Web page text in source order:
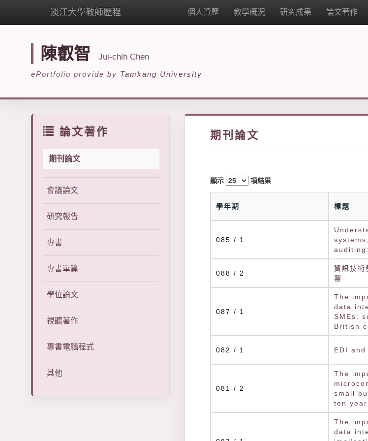
淡江大學教師歷程 個人資歷 教學概況 研究成果 論文著作
陳叡智 Jui-chih Chen
ePortfolio provide by Tamkang University
論文著作
期刊論文
會議論文
研究報告
專書
專書單篇
學位論文
視聽著作
專書電腦程式
其他
期刊論文
顯示 項結果
學年期 標題
085 / 1
088 / 2
資訊技術
響
087 / 1
The
data
SMEs:
British
082 / 1 EDI
081 / 2
The
small
ten
The
data